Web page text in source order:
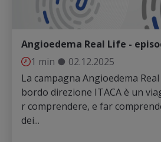
Angioedema Real Life -
1 min ● 02.12.2025
La campagna Angioedema
bordo direzione ITACA è un
r comprendere, e far
dei...